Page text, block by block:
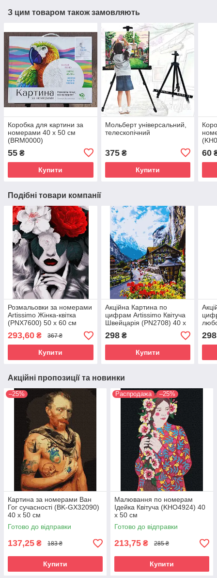
З цим товаром також замовляють
Коробка для картини за
номерами 40 х 50 см
(BRM0000)
55 ₴
Купити
Мольберт універсальний,
телескопічний
375₴
Купити
60
Подібні товари компанії
Розмальовки за номерами
Artissimo Жінка-квітка
(PNX7600) 50 х 60 см
293,60 ₴ 367 ₴
Купити
Акційна Картина по
цифрам Artissimo Квітуча
Швейцарія (PN2708) 40 х
50 см
298₴
Купити
см
298
Акційні пропозиції та новинки
–25%
Картина за номерами Ван
Гог сучасності (BK-GX32090)
40 х 50 см
Готово до відправки
137,25 ₴ 183 ₴
Купити
Распродажа –25%
Малювання по номерам
Ідейка Квітуча (KHO4924) 40
х 50 см
Готово до відправки
213,75 ₴ 285 ₴
Купити